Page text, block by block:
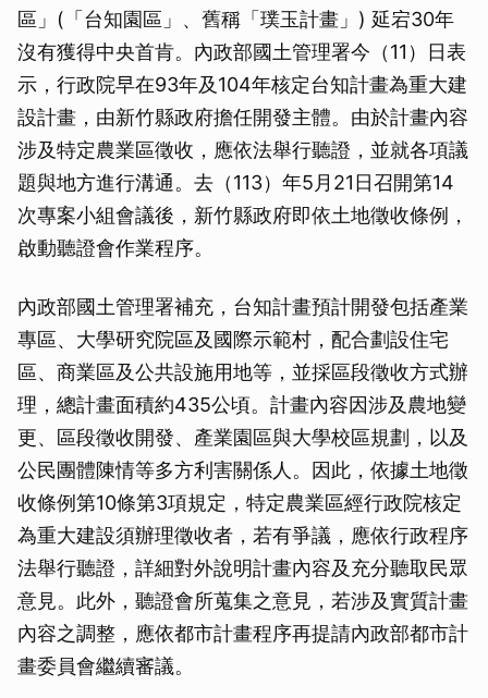
區」(「台知園區」、舊稱「璞玉計畫」) 延宕30年
沒有獲得中央首肯。內政部國土管理署今（11）日表
示，行政院早在93年及104年核定台知計畫為重大建
設計畫，由新竹縣政府擔任開發主體。由於計畫內容
涉及特定農業區徵收，應依法舉行聽證，並就各項議
題與地方進行溝通。去（113）年5月21日召開第14
次專案小組會議後，新竹縣政府即依土地徵收條例，
啟動聽證會作業程序。
內政部國土管理署補充，台知計畫預計開發包括產業
專區、大學研究院區及國際示範村，配合劃設住宅
區、商業區及公共設施用地等，並採區段徵收方式辦
理，總計畫面積約435公頃。計畫內容因涉及農地變
更、區段徵收開發、產業園區與大學校區規劃，以及
公民團體陳情等多方利害關係人。因此，依據土地徵
收條例第10條第3項規定，特定農業區經行政院核定
為重大建設須辦理徵收者，若有爭議，應依行政程序
法舉行聽證，詳細對外說明計畫內容及充分聽取民眾
意見。此外，聽證會所蒐集之意見，若涉及實質計畫
內容之調整，應依都市計畫程序再提請內政部都市計
畫委員會繼續審議。
取消